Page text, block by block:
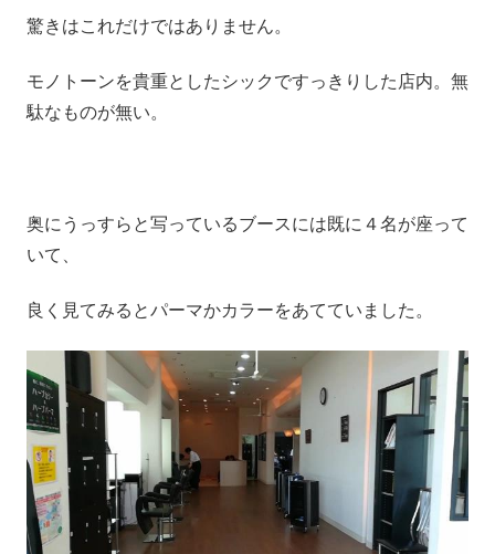
驚きはこれだけではありません。
モノトーンを貴重としたシックですっきりした店内。無
駄なものが無い。
奥にうっすらと写っているブースには既に４名が座って
いて、
良く見てみるとパーマかカラーをあてていました。